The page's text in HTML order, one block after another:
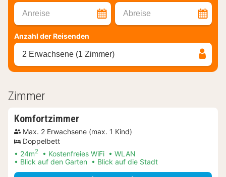
Anreise Abreise
Anzahl der Reisenden
2 Erwachsene (1 Zimmer)
Zimmer
Komfortzimmer
Max. 2 Erwachsene (max. 1 Kind)
Doppelbett
24m2 Kostenfreies WiFi
WLAN
Blick auf den Garten
Blick auf die Stadt